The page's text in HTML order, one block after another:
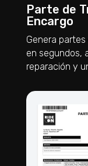
Parte de
Encargo
Genera
en segundos,
reparación y